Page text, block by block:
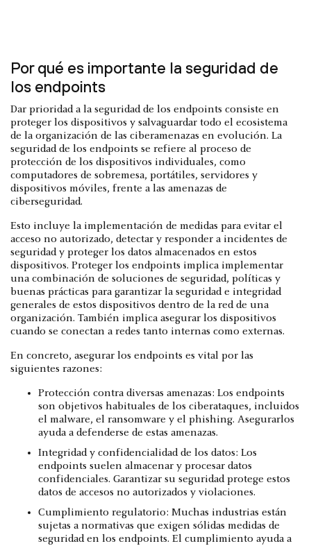
Por qué es importante la seguridad de
los endpoints
Dar prioridad a la seguridad de los endpoints consiste en
proteger los dispositivos y salvaguardar todo el ecosistema
de la organización de las ciberamenazas en evolución. La
seguridad de los endpoints se refiere al proceso de
protección de los dispositivos individuales, como
computadores de sobremesa, portátiles, servidores y
dispositivos móviles, frente a las amenazas de
ciberseguridad.
Esto incluye la implementación de medidas para evitar el
acceso no autorizado, detectar y responder a incidentes de
seguridad y proteger los datos almacenados en estos
dispositivos. Proteger los endpoints implica implementar
una combinación de soluciones de seguridad, políticas y
buenas prácticas para garantizar la seguridad e integridad
generales de estos dispositivos dentro de la red de una
organización. También implica asegurar los dispositivos
cuando se conectan a redes tanto internas como externas.
En concreto, asegurar los endpoints es vital por las
siguientes razones:
Protección contra diversas amenazas: Los endpoints
son objetivos habituales de los ciberataques, incluidos
el malware, el ransomware y el phishing. Asegurarlos
ayuda a defenderse de estas amenazas.
Integridad y confidencialidad de los datos: Los
endpoints suelen almacenar y procesar datos
confidenciales. Garantizar su seguridad protege estos
datos de accesos no autorizados y violaciones.
Cumplimiento regulatorio: Muchas industrias están
sujetas a normativas que exigen sólidas medidas de
seguridad en los endpoints. El cumplimiento ayuda a